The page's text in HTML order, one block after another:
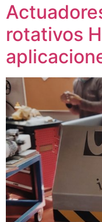
rotativos